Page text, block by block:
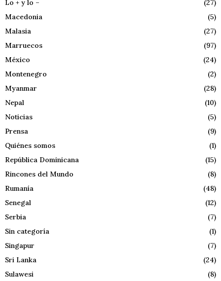
Lo + y lo –
(27)
Macedonia
(5)
Malasia
(27)
Marruecos
(97)
México
(24)
Montenegro
(2)
Myanmar
(28)
Nepal
(10)
Noticias
(5)
Prensa
(9)
Quiénes somos
(1)
República Dominicana
(15)
Rincones del Mundo
(8)
Rumanía
(48)
Senegal
(12)
Serbia
(7)
Sin categoría
(1)
Singapur
(7)
Sri Lanka
(24)
Sulawesi
(8)